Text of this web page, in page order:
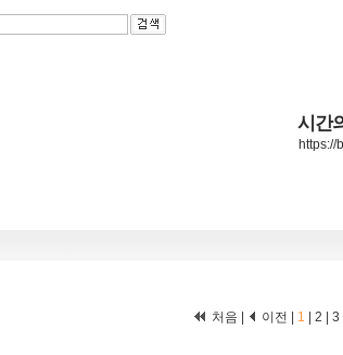
시간
https://
처음 | 이전 | 1 2 3